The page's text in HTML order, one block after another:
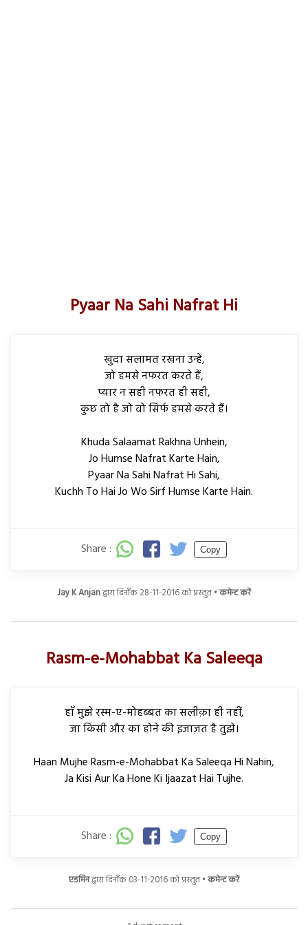
Pyaar Na Sahi Nafrat Hi
खुदा सलामत रखना उन्हें,
जो हमसे नफरत करते हैं,
प्यार न सही नफरत ही सही,
कुछ तो है जो वो सिर्फ हमसे करते हैं।
Khuda Salaamat Rakhna Unhein,
Jo Humse Nafrat Karte Hain,
Pyaar Na Sahi Nafrat Hi Sahi,
Kuchh To Hai Jo Wo Sirf Humse Karte Hain.
Share : Copy
Jay K Anjanद्वारा दिनाँक 28-11-2016 को प्रस्तुत •कमेन्ट करें
Rasm-e-Mohabbat Ka Saleeqa
हाँ मुझे रस्म-ए-मोहब्बत का सलीक़ा ही नहीं,
जा किसी और का होने की इजाज़त है तुझे।
Haan Mujhe Rasm-e-Mohabbat Ka Saleeqa Hi Nahin,
Ja Kisi Aur Ka Hone Ki Ijaazat Hai Tujhe.
Share : Copy
एडमिनद्वारा दिनाँक 03-11-2016 को प्रस्तुत •कमेन्ट करें